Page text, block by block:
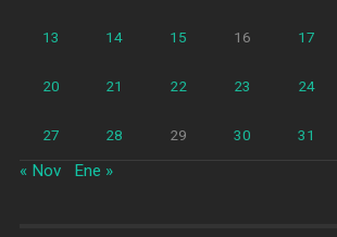
13 14 15 16 17
20 21 22 23 24
27 28 29 30 31
« Nov Ene »